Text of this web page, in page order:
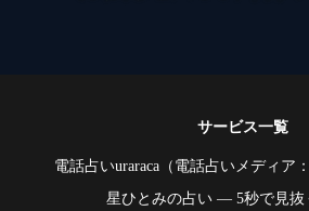
サービス一覧
電話占いuraraca（ 電話占いメディア
星ひとみの占い ― 5秒で見抜